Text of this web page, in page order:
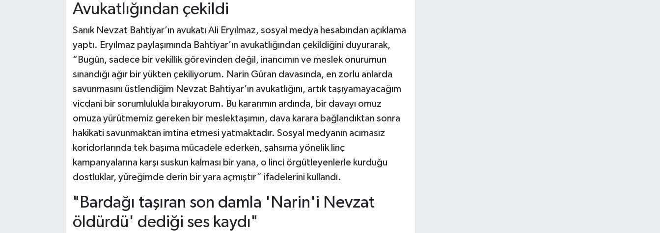
Avukatlığından çekildi
Sanık Nevzat Bahtiyar’ın avukatı Ali Eryılmaz, sosyal medya hesabından açıklama
yaptı. Eryılmaz paylaşımında Bahtiyar’ın avukatlığından çekildiğini duyurarak,
“Bugün, sadece bir vekillik görevinden değil, inancımın ve meslek onurumun
sınandığı ağır bir yükten çekiliyorum. Narin Güran davasında, en zorlu anlarda
savunmasını üstlendiğim Nevzat Bahtiyar’ın avukatlığını, artık taşıyamayacağım
vicdani bir sorumlulukla bırakıyorum. Bu kararımın ardında, bir davayı omuz
omuza yürütmemiz gereken bir meslektaşımın, dava karara bağlandıktan sonra
hakikati savunmaktan imtina etmesi yatmaktadır. Sosyal medyanın acımasız
koridorlarında tek başıma mücadele ederken, şahsıma yönelik linç
kampanyalarına karşı suskun kalması bir yana, o linci örgütleyenlerle kurduğu
dostluklar, yüreğimde derin bir yara açmıştır” ifadelerini kullandı.
"Bardağı taşıran son damla 'Narin'i Nevzat
öldürdü' dediği ses kaydı"